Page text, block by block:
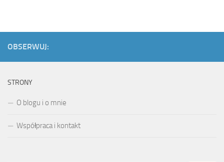
OBSERWUJ:
STRONY
O blogu i o mnie
Współpraca i kontakt